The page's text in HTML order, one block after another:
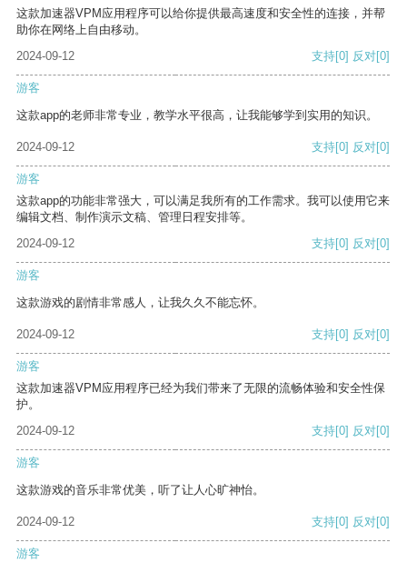
这款加速器VPM应用程序可以给你提供最高速度和安全性的连接，并帮
助你在网络上自由移动。
2024-09-12
支持[0] 反对[0]
游客
这款app的老师非常专业，教学水平很高，让我能够学到实用的知识。
2024-09-12 支持[0] 反对[0]
游客
这款app的功能非常强大，可以满足我所有的工作需求。我可以使用它来
编辑文档、制作演示文稿、管理日程安排等。
2024-09-12
支持[0] 反对[0]
游客
这款游戏的剧情非常感人，让我久久不能忘怀。
2024-09-12 支持[0] 反对[0]
游客
这款加速器VPM应用程序已经为我们带来了无限的流畅体验和安全性保
护。
2024-09-12
支持[0] 反对[0]
游客
这款游戏的音乐非常优美，听了让人心旷神怡。
2024-09-12 支持[0] 反对[0]
游客